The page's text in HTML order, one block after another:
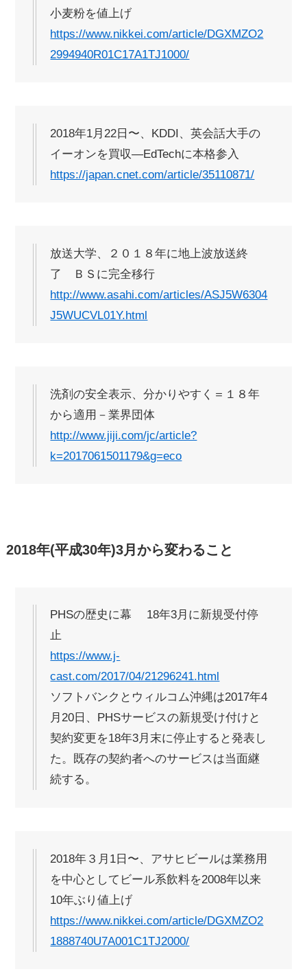
小麦粉を値上げ
https://www.nikkei.com/article/DGXMZO2
2994940R01C17A1TJ1000/
2018年1月22日〜、KDDI、英会話大手の
イーオンを買収—EdTechに本格参入
https://japan.cnet.com/article/35110871/
放送大学、２０１８年に地上波放送終
了 ＢＳに完全移行
http://www.asahi.com/articles/ASJ5W6304
J5WUCVL01Y.html
洗剤の安全表示、分かりやすく＝１８年
から適用－業界団体
http://www.jiji.com/jc/article?
k=2017061501179&g=eco
2018年(平成30年)3月から変わること
PHSの歴史に幕 18年3月に新規受付停
止
https://www.j-
cast.com/2017/04/21296241.html
ソフトバンクとウィルコム沖縄は2017年4
月20日、PHSサービスの新規受け付けと
契約変更を18年3月末に停止すると発表し
た。既存の契約者へのサービスは当面継
続する。
2018年３月1日〜、アサヒビールは業務用
を中心としてビール系飲料を2008年以来
10年ぶり値上げ
https://www.nikkei.com/article/DGXMZO2
1888740U7A001C1TJ2000/